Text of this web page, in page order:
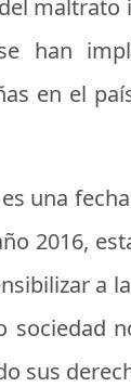
han
en el
una
2016,
sus